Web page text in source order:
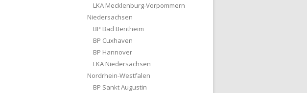
LKA Mecklenburg-Vorpommern
Niedersachsen
BP Bad Bentheim
BP Cuxhaven
BP Hannover
LKA Niedersachsen
Nordrhein-Westfalen
BP Sankt Augustin